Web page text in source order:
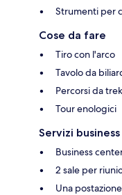
Strumenti per
Cose da fare
Tiro con l'arco
Tavolo da
Percorsi da
Tour enologici
Servizi business
Business
2 sale per
Una